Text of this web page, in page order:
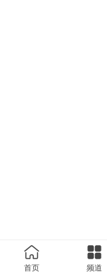
首页 频道